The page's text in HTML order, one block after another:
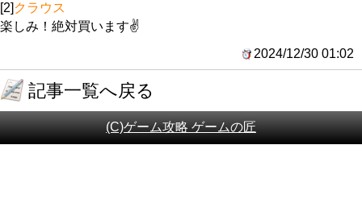
[2] クラウス
楽しみ！絶対買います✌️
2024/12/30 01:02
記事一覧へ戻る
(C)ゲーム攻略 ゲームの匠